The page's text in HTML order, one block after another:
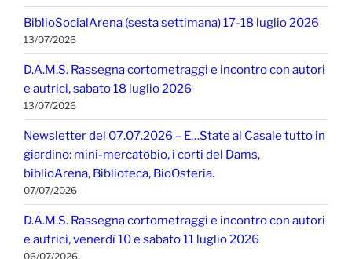
BiblioSocialArena (sesta settimana) 17-18 luglio 2026
13/07/2026
D.A.M.S. Rassegna cortometraggi e incontro con autori
e autrici, sabato 18 luglio 2026
13/07/2026
Newsletter del 07.07.2026 – E…State al Casale tutto in
giardino: mini-mercatobio, i corti del Dams,
biblioArena, Biblioteca, BioOsteria.
07/07/2026
D.A.M.S. Rassegna cortometraggi e incontro con autori
e autrici, venerdì 10 e sabato 11 luglio 2026
06/07/2026